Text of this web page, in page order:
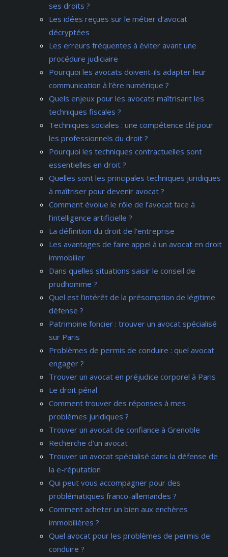
ses droits ?
Les idées reçues sur le métier d’avocat
décryptées
Les erreurs fréquentes à éviter avant une
procédure judiciaire
Pourquoi les avocats doivent-ils adapter leur
communication à l’ère numérique ?
Quels enjeux pour les avocats maîtrisant les
techniques fiscales ?
Techniques sociales : une compétence clé pour
les professionnels du droit ?
Pourquoi les techniques contractuelles sont
essentielles en droit ?
Quelles sont les principales techniques juridiques
à maîtriser pour devenir avocat ?
Comment évolue le rôle de l’avocat face à
l’intelligence artificielle ?
La définition du droit de l’entreprise
Les avantages de faire appel à un avocat en droit
immobilier
Dans quelles situations saisir le conseil de
prudhomme ?
Quel est l’intérêt de la présomption de légitime
défense ?
Patrimoine foncier : trouver un avocat spécialisé
sur Paris
Problèmes de permis de conduire : quel avocat
engager ?
Trouver un avocat en préjudice corporel à Paris
Le droit pénal
Comment trouver des réponses à mes
problèmes juridiques ?
Trouver un avocat de confiance à Grenoble
Recherche d’un avocat
Trouver un avocat spécialisé dans la défense de
la e-réputation
Qui peut vous accompagner pour des
problématiques franco-allemandes ?
Comment acheter un bien aux enchères
immobilières ?
Quel avocat pour les problèmes de permis de
conduire ?